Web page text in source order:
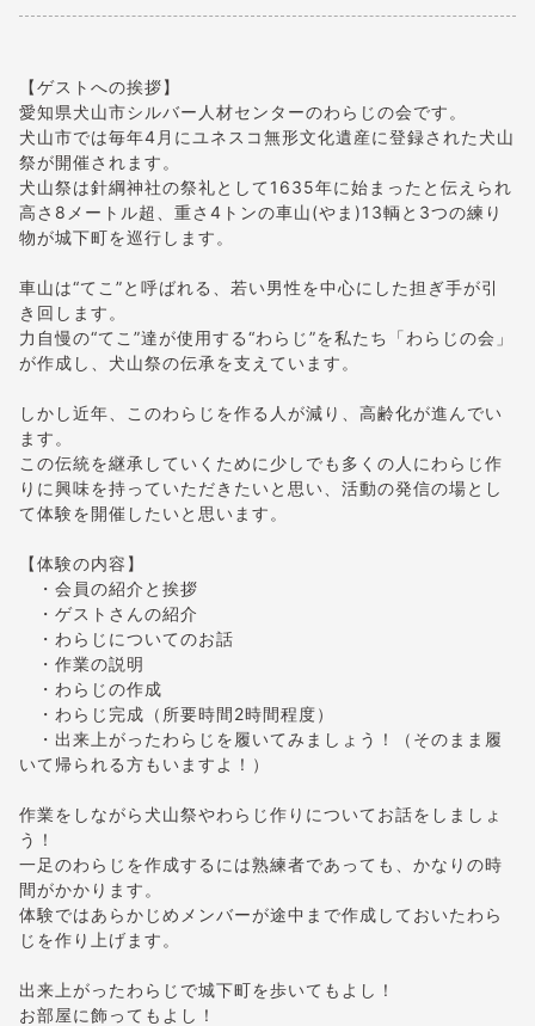
【ゲストへの挨拶】
愛知県犬山市シルバー人材センターのわらじの会です。
犬山市では毎年4月にユネスコ無形文化遺産に登録された犬山
祭が開催されます。
犬山祭は針綱神社の祭礼として1635年に始まったと伝えられ
高さ8メートル超、重さ4トンの車山(やま)13輌と3つの練り
物が城下町を巡行します。
車山は“てこ”と呼ばれる、若い男性を中心にした担ぎ手が引
き回します。
力自慢の“てこ”達が使用する“わらじ”を私たち「わらじの会」
が作成し、犬山祭の伝承を支えています。
しかし近年、このわらじを作る人が減り、高齢化が進んでい
ます。
この伝統を継承していくために少しでも多くの人にわらじ作
りに興味を持っていただきたいと思い、活動の発信の場とし
て体験を開催したいと思います。
【体験の内容】
・会員の紹介と挨拶
・ゲストさんの紹介
・わらじについてのお話
・作業の説明
・わらじの作成
・わらじ完成（所要時間2時間程度）
・出来上がったわらじを履いてみましょう！（そのまま履
いて帰られる方もいますよ！）
作業をしながら犬山祭やわらじ作りについてお話をしましょ
う！
一足のわらじを作成するには熟練者であっても、かなりの時
間がかかります。
体験ではあらかじめメンバーが途中まで作成しておいたわら
じを作り上げます。
出来上がったわらじで城下町を歩いてもよし！
お部屋に飾ってもよし！